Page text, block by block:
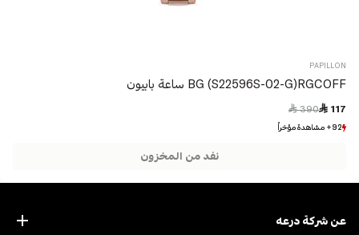
PAPILLON
BG (S22596S-02-G)RGCOFF ساعة بابيون
 117
Price reduced from
 390
92+ مشاهدة مؤخراً
92+ مشاهدة مؤخراً
نفد من المخزون
عن ﺷﺮﻛﺔ درﻋﻪ